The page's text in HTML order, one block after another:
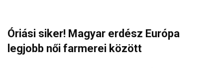
Óriási siker! Magyar erdész Európa
legjobb női farmerei között